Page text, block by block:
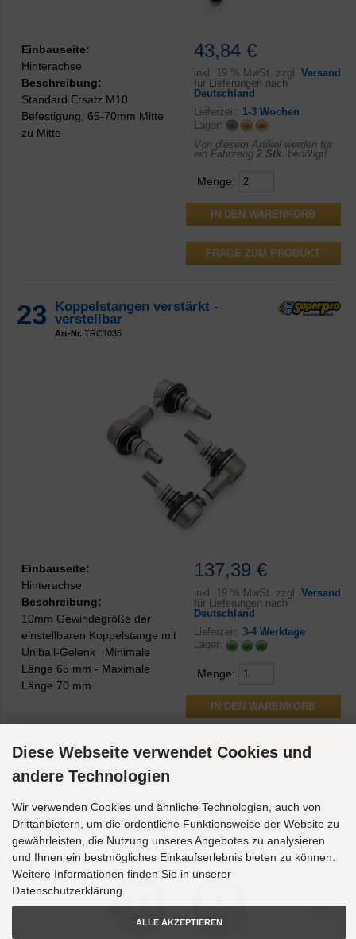
43,84 €
inkl. 19 % MwSt. zzgl. Versand
für Lieferungen nach
Deutschland
Lieferzeit: 1-3 Wochen
Lager:
Von diesem Artikel werden für
ein Fahrzeug 2 Stk. benötigt!
Menge:
FRAGE ZUM PRODUKT
Einbauseite:
Hinterachse
Beschreibung:
Standard Ersatz M10
Befestigung, 65-70mm Mitte
zu Mitte
23
Koppelstangen verstärkt -
verstellbar
Art-Nr. TRC1035
137,39 €
inkl. 19 % MwSt. zzgl. Versand
für Lieferungen nach
Deutschland
Lieferzeit: 3-4 Werktage
Lager:
Menge:
FRAGE ZUM PRODUKT
Einbauseite:
Hinterachse
Beschreibung:
10mm Gewindegröße der
einstellbaren Koppelstange mit
Uniball-Gelenk Minimale
Länge 65 mm - Maximale
Länge 70 mm
24 Buchsen
Art-Nr.SPF4857-90K
RACE ONLY
Diese Webseite verwendet Cookies und
andere Technologien
Wir verwenden Cookies und ähnliche Technologien, auch von
Drittanbietern, um die ordentliche Funktionsweise der Website zu
gewährleisten, die Nutzung unseres Angebotes zu analysieren
und Ihnen ein bestmögliches Einkaufserlebnis bieten zu können.
Weitere Informationen finden Sie in unserer
Datenschutzerklärung.
ALLE AKZEPTIEREN